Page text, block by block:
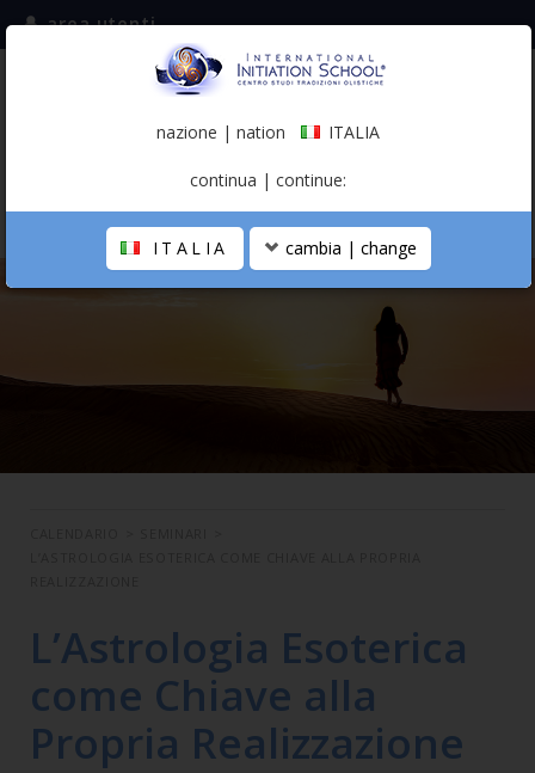
iscriviti alla mailing list
(italiano)
area utenti
LA SCUOLA
L’Astrologia Esoterica
come Chiave alla
Propria Realizzazione
nazione | nation ITALIA
continua | continue:
ITALIA cambia | change